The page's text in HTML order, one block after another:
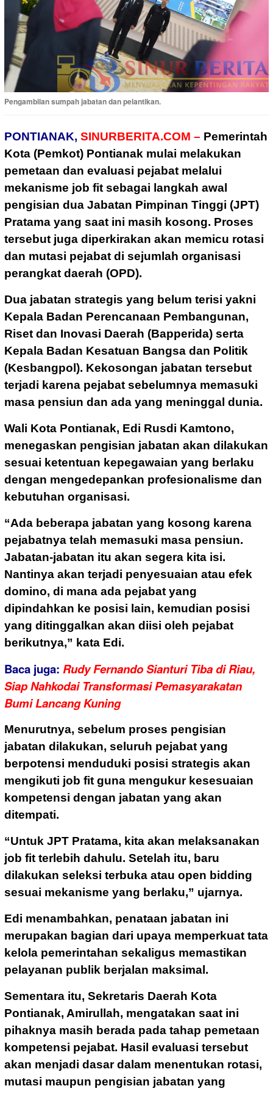
Pengambilan sumpah jabatan dan pelantikan.
PONTIANAK, SINURBERITA.COM – Pemerintah
Kota (Pemkot) Pontianak mulai melakukan
pemetaan dan evaluasi pejabat melalui
mekanisme job fit sebagai langkah awal
pengisian dua Jabatan Pimpinan Tinggi (JPT)
Pratama yang saat ini masih kosong. Proses
tersebut juga diperkirakan akan memicu rotasi
dan mutasi pejabat di sejumlah organisasi
perangkat daerah (OPD).
Dua jabatan strategis yang belum terisi yakni
Kepala Badan Perencanaan Pembangunan,
Riset dan Inovasi Daerah (Bapperida) serta
Kepala Badan Kesatuan Bangsa dan Politik
(Kesbangpol). Kekosongan jabatan tersebut
terjadi karena pejabat sebelumnya memasuki
masa pensiun dan ada yang meninggal dunia.
Wali Kota Pontianak, Edi Rusdi Kamtono,
menegaskan pengisian jabatan akan dilakukan
sesuai ketentuan kepegawaian yang berlaku
dengan mengedepankan profesionalisme dan
kebutuhan organisasi.
“Ada beberapa jabatan yang kosong karena
pejabatnya telah memasuki masa pensiun.
Jabatan-jabatan itu akan segera kita isi.
Nantinya akan terjadi penyesuaian atau efek
domino, di mana ada pejabat yang
dipindahkan ke posisi lain, kemudian posisi
yang ditinggalkan akan diisi oleh pejabat
berikutnya,” kata Edi.
Baca juga: Rudy Fernando Sianturi Tiba di Riau,
Siap Nahkodai Transformasi Pemasyarakatan
Bumi Lancang Kuning
Menurutnya, sebelum proses pengisian
jabatan dilakukan, seluruh pejabat yang
berpotensi menduduki posisi strategis akan
mengikuti job fit guna mengukur kesesuaian
kompetensi dengan jabatan yang akan
ditempati.
“Untuk JPT Pratama, kita akan melaksanakan
job fit terlebih dahulu. Setelah itu, baru
dilakukan seleksi terbuka atau open bidding
sesuai mekanisme yang berlaku,” ujarnya.
Edi menambahkan, penataan jabatan ini
merupakan bagian dari upaya memperkuat tata
kelola pemerintahan sekaligus memastikan
pelayanan publik berjalan maksimal.
Sementara itu, Sekretaris Daerah Kota
Pontianak, Amirullah, mengatakan saat ini
pihaknya masih berada pada tahap pemetaan
kompetensi pejabat. Hasil evaluasi tersebut
akan menjadi dasar dalam menentukan rotasi,
mutasi maupun pengisian jabatan yang